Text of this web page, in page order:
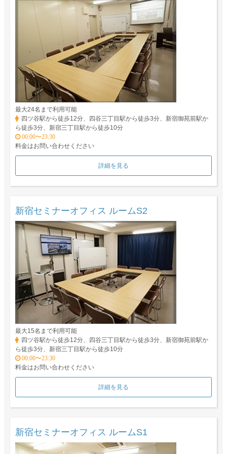
最大24名まで利用可能
四ツ谷駅から徒歩12分、四谷三丁目駅から徒歩3分、新宿御苑前駅か
ら徒歩3分、新宿三丁目駅から徒歩10分
00:00〜23:30
料金はお問い合わせください
詳細を見る
新宿セミナーオフィス ルームS2
最大15名まで利用可能
四ツ谷駅から徒歩12分、四谷三丁目駅から徒歩3分、新宿御苑前駅か
ら徒歩3分、新宿三丁目駅から徒歩10分
00:00〜23:30
料金はお問い合わせください
詳細を見る
新宿セミナーオフィス ルームS1